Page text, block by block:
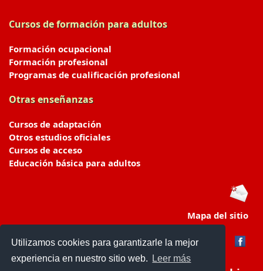
Utilizamos cookies para garantizarle la mejor
experiencia en nuestro sitio web.
Leer más
Cursos de formación para adultos
Formación ocupacional
Formación profesional
Programas de cualificación profesional
Otras enseñanzas
Cursos de adaptación
Otros estudios oficiales
Cursos de acceso
Educación básica para adultos
Mapa del sitio